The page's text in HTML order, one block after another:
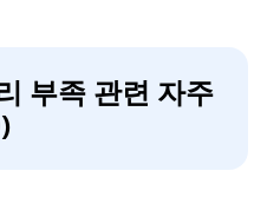
부족 관련 자주